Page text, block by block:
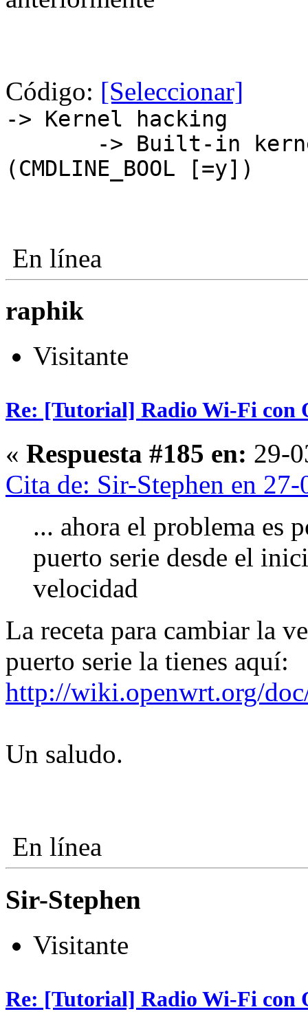
Código: [Seleccionar]
-> Kernel hacking
-> Built-in kernel
(CMDLINE_BOOL [=y])
En línea
raphik
Visitante
Re: [Tutorial] Radio Wi-Fi con
« Respuesta #185 en: 29-
Cita de: Sir-Stephen en
... ahora el problema es
puerto serie desde el
velocidad
La receta para cambiar la
puerto serie la tienes aquí:
http://wiki.openwrt.org/
Un saludo.
En línea
Sir-Stephen
Visitante
Re: [Tutorial] Radio Wi-Fi con